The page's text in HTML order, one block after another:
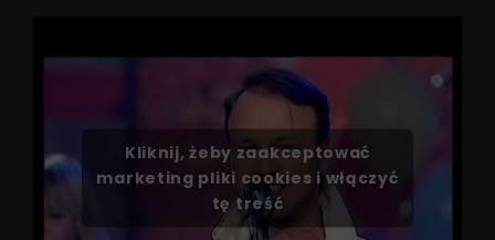
Kliknij, żeby zaakceptować
marketing pliki cookies i włączyć
tę treść